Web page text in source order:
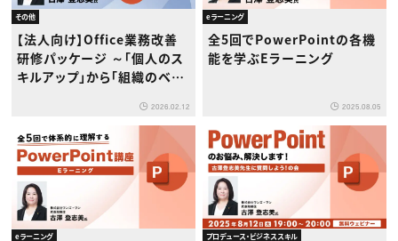
その他
【法人向け】Office業務改善
研修パッケージ ～「個人のス
キルアップ」から「組織のベー
2026.02.12
eラーニング
全5回でPowerPointの各機
能を学ぶEラーニング
2025.08.05
eラーニング プロデュース・ビジネススキル